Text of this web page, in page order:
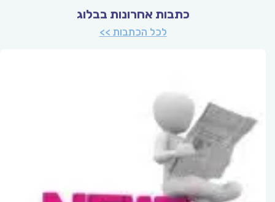
כתבות אחרונות בבלוג
לכל הכתבות >>